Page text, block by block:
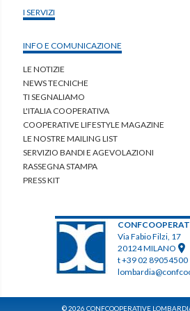
I SERVIZI
INFO E COMUNICAZIONE
LE NOTIZIE
NEWS TECNICHE
TI SEGNALIAMO
L'ITALIA COOPERATIVA
COOPERATIVE LIFESTYLE MAGAZINE
LE NOSTRE MAILING LIST
SERVIZIO BANDI E AGEVOLAZIONI
RASSEGNA STAMPA
PRESS KIT
Via Fabio Filzi, 17
20124 MILANO
t +39 02 89054500
© 2026 CONFCOOPERATIVE